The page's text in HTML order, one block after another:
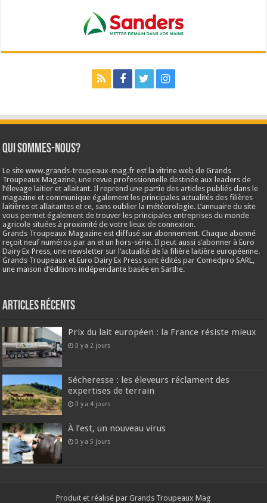
Qui sommes-nous?
Le site www.grands-troupeaux-mag.fr est la vitrine web de Grands
Troupeaux Magazine, une revue professionnelle destinée aux leaders de
l’élevage laitier et allaitant. Il reprend une partie des articles publiés dans le
magazine et communique également les principales actualités des filières
laitières et allaitantes et ce, sans oublier la météorologie. L’annuaire du site
vous permet également de trouver les principales entreprises du monde
agricole situées à proximité de votre lieux de connexion.
Grands Troupeaux Magazine est diffusé sur abonnement. Chaque abonné
reçoit neuf numéros par an et un hors-série. Il peut aussi s’abonner à Euro
Dairy Ex Press, une newsletter sur l’actualité de la filière laitière européenne.
Grands Troupeaux et Euro Dairy Ex Press sont édités par Comedpro SARL,
une maison d’éditions indépendante basée en Sarthe.
Articles récents
Prix du lait européen : la France résiste mieux
Il y a 2 jours
Sécheresse : les éleveurs réclament des
expertises de terrain
Il y a 4 jours
À l’est, un nouveau virus
Il y a 5 jours
Produit et réalisé par Grands Troupeaux Mag